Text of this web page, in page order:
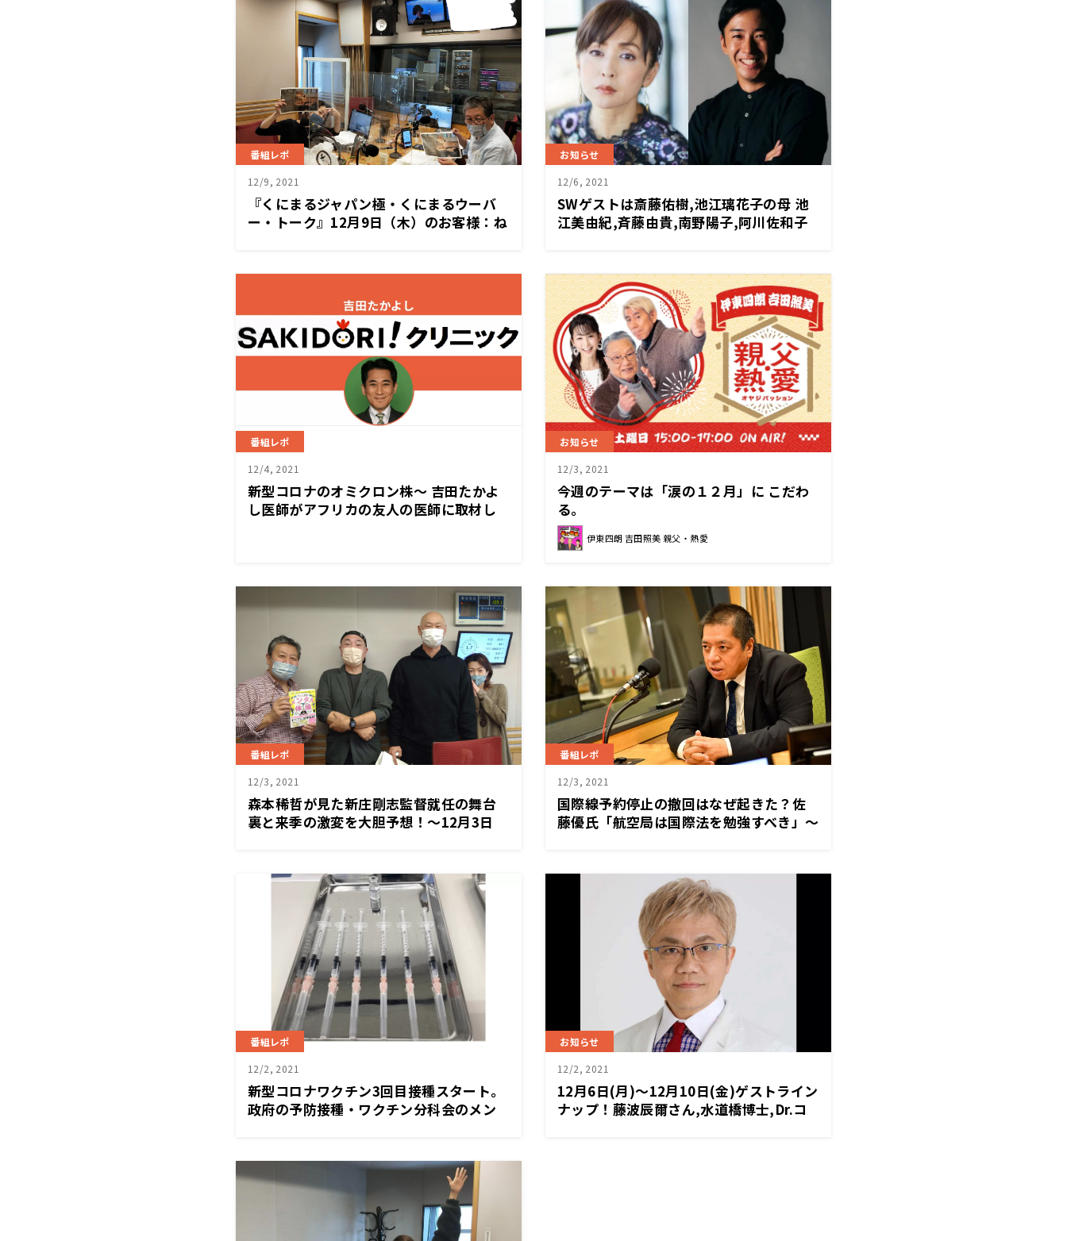
番組レポ
12/9, 2021
『くにまるジャパン極・くにまるウーバ
ー・トーク』12月9日（木）のお客様：ね
お知らせ
12/6, 2021
SWゲストは斎藤佑樹,池江璃花子の母 池
江美由紀,斉藤由貴,南野陽子,阿川佐和子
番組レポ
12/4, 2021
新型コロナのオミクロン株～ 吉田たかよ
し医師がアフリカの友人の医師に取材し
お知らせ
12/3, 2021
今週のテーマは「涙の１２月」に こだわ
る。
伊東四朗 吉田照美 親父・熱愛
番組レポ
12/3, 2021
森本稀哲が見た新庄剛志監督就任の舞台
裏と来季の激変を大胆予想！～12月3日
番組レポ
12/3, 2021
国際線予約停止の撤回はなぜ起きた？佐
藤優氏「航空局は国際法を勉強すべき」～
番組レポ
12/2, 2021
新型コロナワクチン3回目接種スタート。
政府の予防接種・ワクチン分科会のメン
お知らせ
12/2, 2021
12月6日(月)～12月10日(金)ゲストライン
ナップ！藤波辰爾さん,水道橋博士,Dr.コ